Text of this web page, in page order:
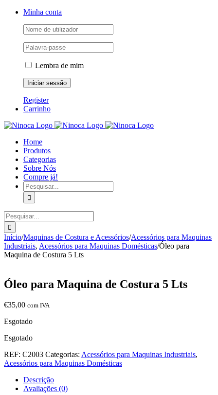
Skip
Facebook
Instagram
YouTubeMinha conta
Lembra de mim
Register
Carrinho
Home
Produtos
Categorias
Sobre Nós
Compre já!
Pesquisar
Pesquisar
Início/Maquinas de Costura e Acessórios/Acessórios para Maquinas
Industriais, Acessórios para Maquinas Domésticas/Óleo para
Maquina de Costura 5 Lts
Óleo para Maquina de Costura 5 Lts
€35,00 com IVA
Esgotado
Esgotado
REF: C2003 Categorias: Acessórios para Maquinas Industriais,
Acessórios para Maquinas Domésticas
Descrição
Avaliações (0)